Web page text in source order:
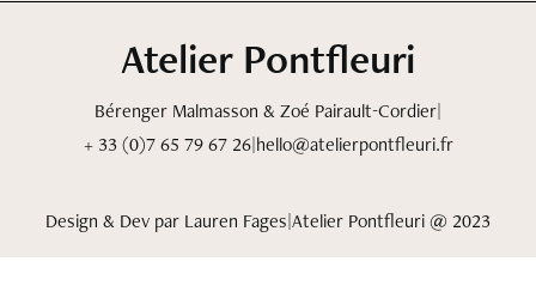
Atelier Pontfleuri
Bérenger Malmasson & Zoé Pairault-Cordier|
+ 33 (0)7 65 79 67 26|hello@atelierpontfleuri.fr
Design & Dev par Lauren Fages|Atelier Pontfleuri @ 2023